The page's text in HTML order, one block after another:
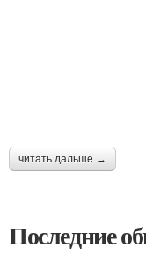
читать дальше →
Последние